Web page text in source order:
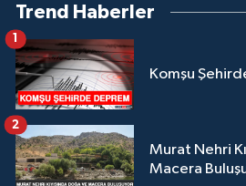
Trend Haberler
Komşu
Murat Nehri
Macera
2